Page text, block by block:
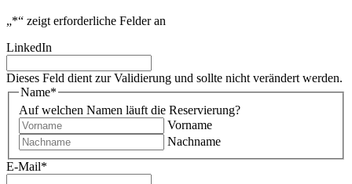
„*“ zeigt erforderliche Felder an
LinkedIn
Dieses Feld dient zur Validierung und sollte nicht verändert werden.
Name*
Auf welchen Namen läuft die Reservierung?
Vorname
Nachname
E-Mail*